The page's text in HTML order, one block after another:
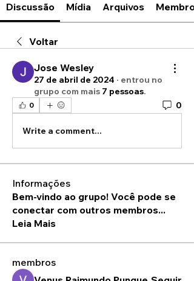
Discussão Mídia Arquivos
Voltar
Jose Wesley
27 de abril de 2024 · entrou no
grupo com mais 7 pessoas.
0 0
Write a comment...
Informações
Bem-vindo ao grupo! Você pode se
conectar com outros membros...
Leia Mais
membros